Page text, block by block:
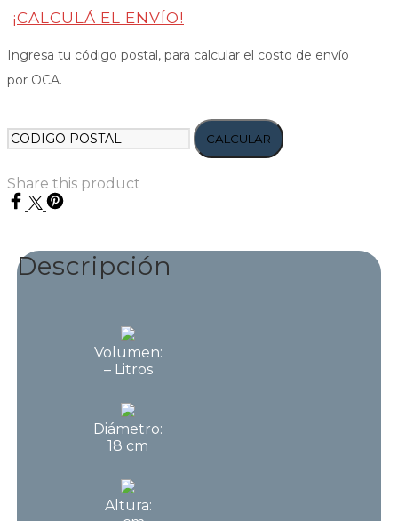
¡CALCULÁ EL ENVÍO!
Ingresa tu código postal, para calcular el costo de envío
por OCA.
CALCULAR
Share this product
Descripción
Volumen:
– Litros
Diámetro:
18 cm
Altura: